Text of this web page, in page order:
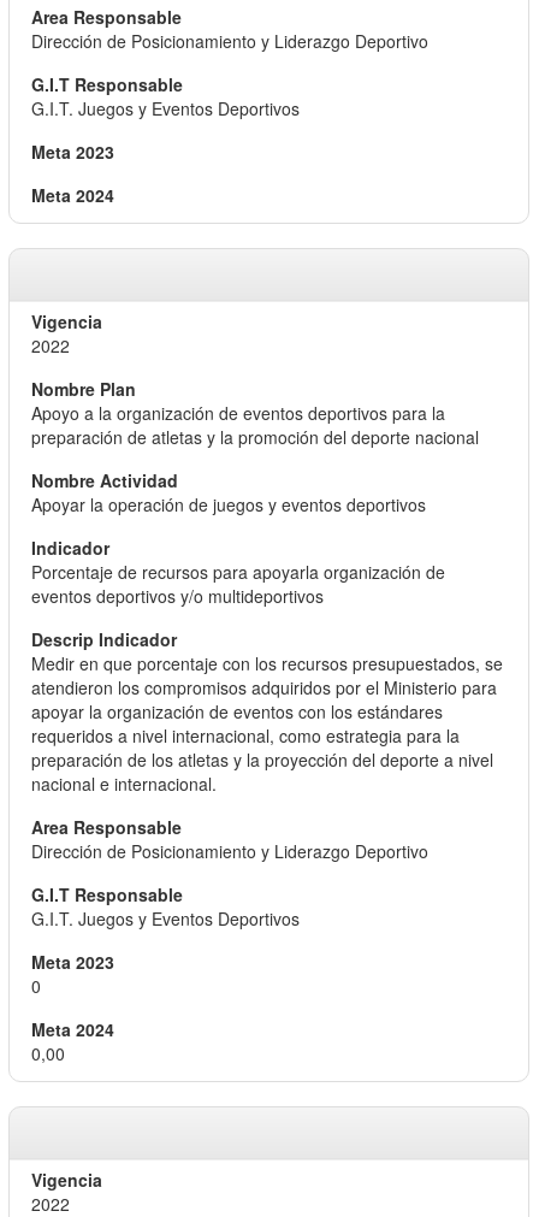
Dirección de Posicionamiento y Liderazgo Deportivo
G.I.T. Juegos y Eventos Deportivos
2022
Apoyo a la organización de eventos deportivos para la
preparación de atletas y la promoción del deporte nacional
Apoyar la operación de juegos y eventos deportivos
Porcentaje de recursos para apoyarla organización de
eventos deportivos y/o multideportivos
Medir en que porcentaje con los recursos presupuestados, se
atendieron los compromisos adquiridos por el Ministerio para
apoyar la organización de eventos con los estándares
requeridos a nivel internacional, como estrategia para la
preparación de los atletas y la proyección del deporte a nivel
nacional e internacional.
Dirección de Posicionamiento y Liderazgo Deportivo
G.I.T. Juegos y Eventos Deportivos
0
0,00
2022